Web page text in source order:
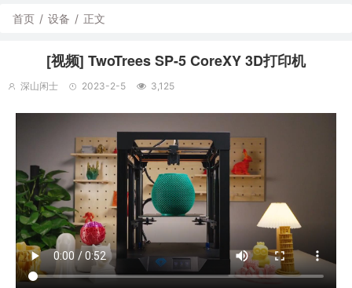
首页 / 设备 / 正文
[视频] TwoTrees SP-5 CoreXY 3D打印机
深山闲士 2023-2-5 3,125